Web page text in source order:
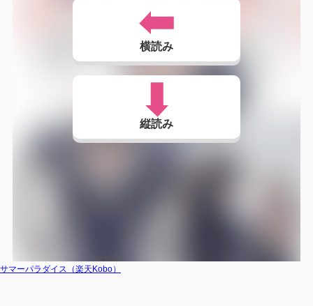
横読み
縦読み
サマーパラダイス（楽天Kobo）